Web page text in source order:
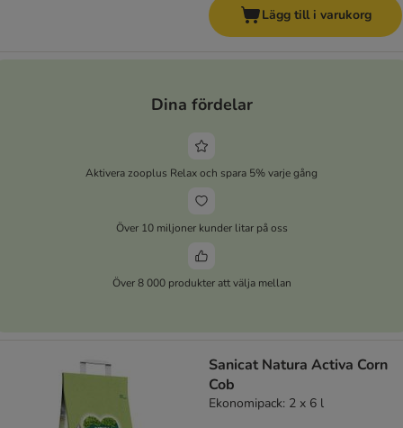
Lägg till i varukorg
Dina fördelar
Aktivera zooplus Relax och spara 5% varje gång
Över 10 miljoner kunder litar på oss
Över 8 000 produkter att välja mellan
Sanicat Natura Activa Corn
Cob
Ekonomipack: 2 x 6 l